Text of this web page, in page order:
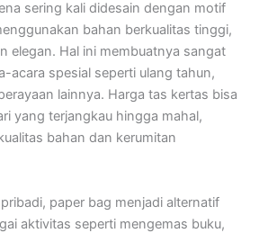
sering kali didesain dengan motif
bahan berkualitas tinggi,
elegan. Hal ini membuatnya sangat
acara spesial seperti ulang tahun,
lainnya. Harga tas kertas bisa
yang terjangkau hingga mahal,
bahan dan kerumitan
paper bag menjadi alternatif
aktivitas seperti mengemas buku,